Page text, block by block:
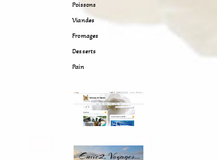
Poissons
Viandes
Fromages
Desserts
Pain